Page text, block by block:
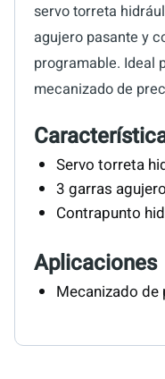
servo torreta
agujero pasante y
programable. Ideal
mecanizado de
Servo torreta
3 garras
Contrapunto
Aplicaciones
Mecanizado